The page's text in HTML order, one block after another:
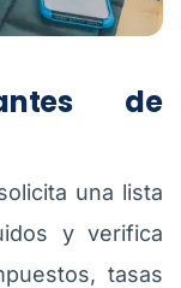
de
una lista
y verifica
tasas